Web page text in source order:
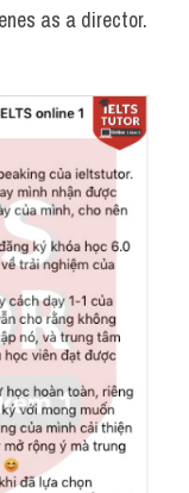
as a director.